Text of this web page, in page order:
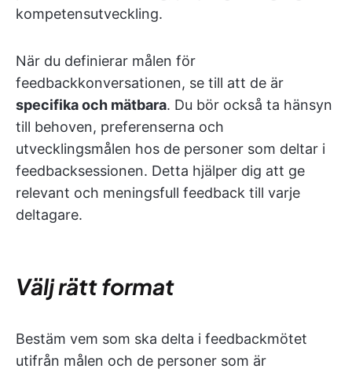
kompetensutveckling.
När du definierar målen för
feedbackkonversationen, se till att de är
specifika och mätbara. Du bör också ta hänsyn
till behoven, preferenserna och
utvecklingsmålen hos de personer som deltar i
feedbacksessionen. Detta hjälper dig att ge
relevant och meningsfull feedback till varje
deltagare.
Välj rätt format
Bestäm vem som ska delta i feedbackmötet
utifrån målen och de personer som är